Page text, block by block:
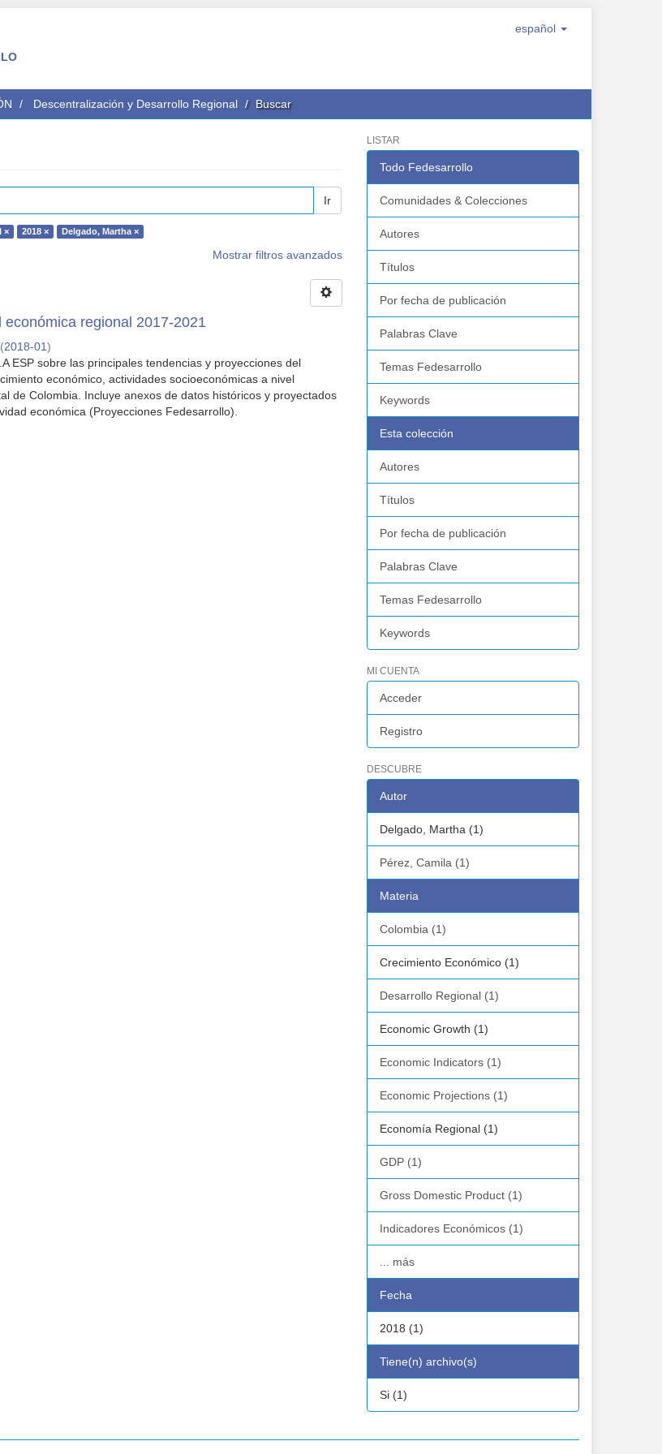
español
Descentralización y Desarrollo Regional Buscar
Ir
× 2018 × Delgado, Martha ×
Mostrar filtros avanzados
regional 2017-2021
(2018-01)
ESP sobre las principales tendencias y proyecciones del
económico, actividades socioeconómicas a nivel
de Colombia. Incluye anexos de datos históricos y proyectados
económica (Proyecciones Fedesarrollo).
LISTAR
Todo Fedesarrollo
Comunidades & Colecciones
Autores
Títulos
Por fecha de publicación
Palabras Clave
Temas Fedesarrollo
Keywords
Esta colección
Autores
Títulos
Por fecha de publicación
Palabras Clave
Temas Fedesarrollo
Keywords
MI CUENTA
Acceder
Registro
DESCUBRE
Autor
Delgado, Martha (1)
Pérez, Camila (1)
Materia
Colombia (1)
Crecimiento Económico (1)
Desarrollo Regional (1)
Economic Growth (1)
Economic Indicators (1)
Economic Projections (1)
Economía Regional (1)
GDP (1)
Gross Domestic Product (1)
Indicadores Económicos (1)
... más
Fecha
2018 (1)
Tiene(n) archivo(s)
Si (1)